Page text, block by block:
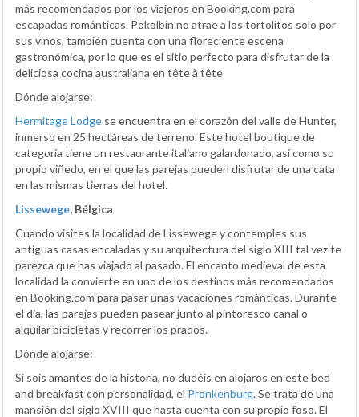
más recomendados por los viajeros en Booking.com para
escapadas románticas. Pokolbin no atrae a los tortolitos solo por
sus vinos, también cuenta con una floreciente escena
gastronómica, por lo que es el sitio perfecto para disfrutar de la
deliciosa cocina australiana en tête à tête
Dónde alojarse:
Hermitage Lodge se encuentra en el corazón del valle de Hunter,
inmerso en 25 hectáreas de terreno. Este hotel boutique de
categoría tiene un restaurante italiano galardonado, así como su
propio viñedo, en el que las parejas pueden disfrutar de una cata
en las mismas tierras del hotel.
Lissewege, Bélgica
Cuando visites la localidad de Lissewege y contemples sus
antiguas casas encaladas y su arquitectura del siglo XIII tal vez te
parezca que has viajado al pasado. El encanto medieval de esta
localidad la convierte en uno de los destinos más recomendados
en Booking.com para pasar unas vacaciones románticas. Durante
el día, las parejas pueden pasear junto al pintoresco canal o
alquilar bicicletas y recorrer los prados.
Dónde alojarse:
Si sois amantes de la historia, no dudéis en alojaros en este bed
and breakfast con personalidad, el Pronkenburg. Se trata de una
mansión del siglo XVIII que hasta cuenta con su propio foso. El